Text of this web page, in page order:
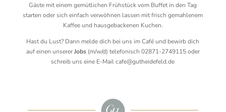
Gäste mit einem gemütlichen Frühstück vom Buffet in den Tag
starten oder sich einfach verwöhnen lassen mit frisch gemahlenem
Kaffee und hausgebackenen Kuchen.
Hast du Lust? Dann melde dich bei uns im Café und bewirb dich
auf einen unsererJobs(m/w/d) telefonisch 02871-2749115 oder
schreib uns eine E-Mail cafe@gutheidefeld.de